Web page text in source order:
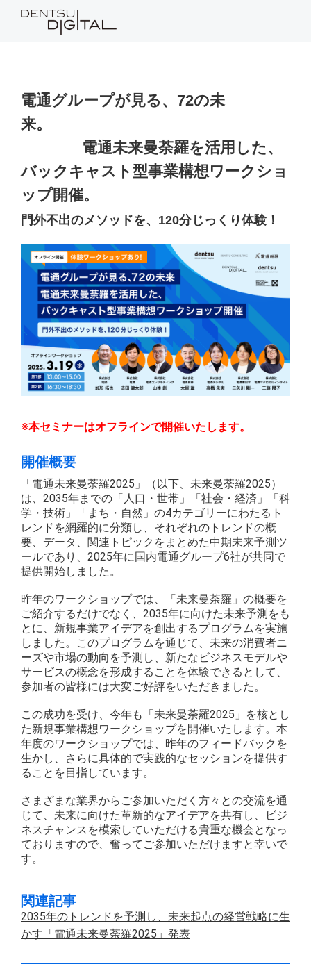
電通グループが見る、72の未
来。
電通未来曼荼羅を活用した、
バックキャスト型事業構想ワークショ
ップ開催。
門外不出のメソッドを、120分じっくり体験！
※本セミナーはオフラインで開催いたします。
開催概要
「電通未来曼荼羅2025」（以下、未来曼荼羅2025）
は、2035年までの「人口・世帯」「社会・経済」「科
学・技術」「まち・自然」の4カテゴリーにわたるト
レンドを網羅的に分類し、それぞれのトレンドの概
要、データ、関連トピックをまとめた中期未来予測ツ
ールであり、2025年に国内電通グループ6社が共同で
提供開始しました。
昨年のワークショップでは、「未来曼荼羅」の概要を
ご紹介するだけでなく、2035年に向けた未来予測をも
とに、新規事業アイデアを創出するプログラムを実施
しました。このプログラムを通じて、未来の消費者ニ
ーズや市場の動向を予測し、新たなビジネスモデルや
サービスの概念を形成することを体験できるとして、
参加者の皆様には大変ご好評をいただきました。
この成功を受け、今年も「未来曼荼羅2025」を核とし
た新規事業構想ワークショップを開催いたします。本
年度のワークショップでは、昨年のフィードバックを
生かし、さらに具体的で実践的なセッションを提供す
ることを目指しています。
さまざまな業界からご参加いただく方々との交流を通
じて、未来に向けた革新的なアイデアを共有し、ビジ
ネスチャンスを模索していただける貴重な機会となっ
ておりますので、奮ってご参加いただけますと幸いで
す。
関連記事
2035年のトレンドを予測し、未来起点の経営戦略に生
かす「電通未来曼荼羅2025」発表